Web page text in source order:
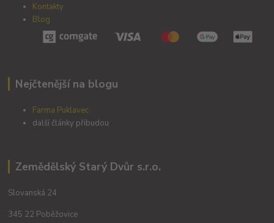
Kontakty
Blog
Nejčtenější na blogu
Farma Puklavec
další články přibudou
Zemědělský Starý Dvůr s.r.o.
Slovanská 24
345 22 Poběžovice